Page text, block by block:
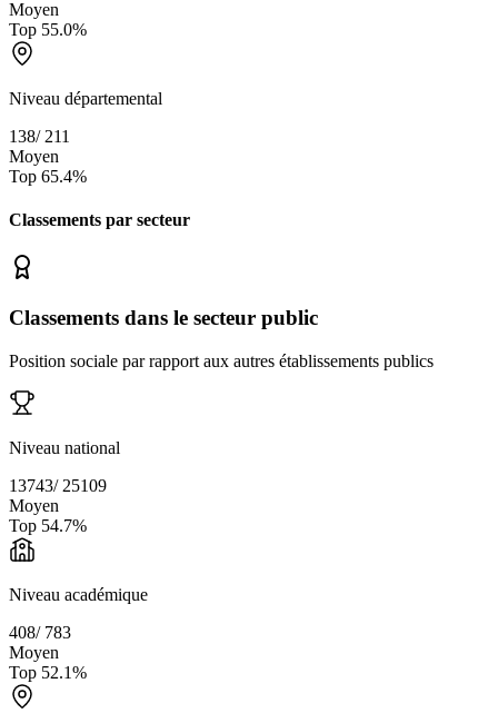
Moyen
Top 55.0%
Niveau départemental
138/ 211
Moyen
Top 65.4%
Classements par secteur
Classements dans le secteur public
Position sociale par rapport aux autres établissements publics
Niveau national
13743/ 25109
Moyen
Top 54.7%
Niveau académique
408/ 783
Moyen
Top 52.1%